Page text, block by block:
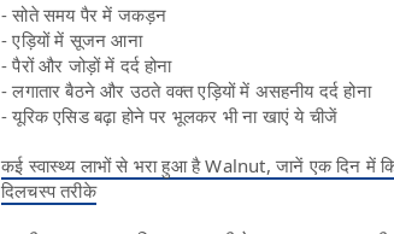
- सोते समय पैर में जकड़न
- एड़ियों में सूजन आना
- पैरों और जोड़ों में दर्द होना
- लगातार बैठने और उठते वक्त एड़ियों में असहनीय दर्द होना
- यूरिक एसिड बढ़ा होने पर भूलकर भी ना खाएं ये चीजें
कई स्वास्थ्य लाभों से भरा हुआ है Walnut, जानें एक दिन में
दिलचस्प तरीके